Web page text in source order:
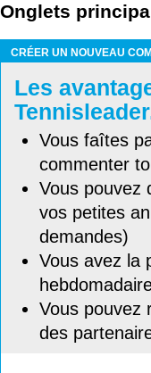
Onglets
CRÉER UN NOUVEAU
Les
Vous faîtes
commenter
Vous pouvez
vos petites
demandes)
Vous avez la
Vous pouvez
des